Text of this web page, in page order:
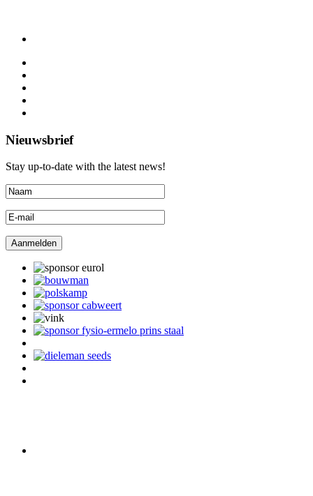
Nieuwsbrief
Stay up-to-date with the latest news!